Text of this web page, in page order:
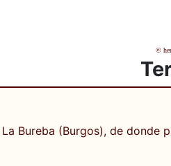
©
Bureba (Burgos), de donde